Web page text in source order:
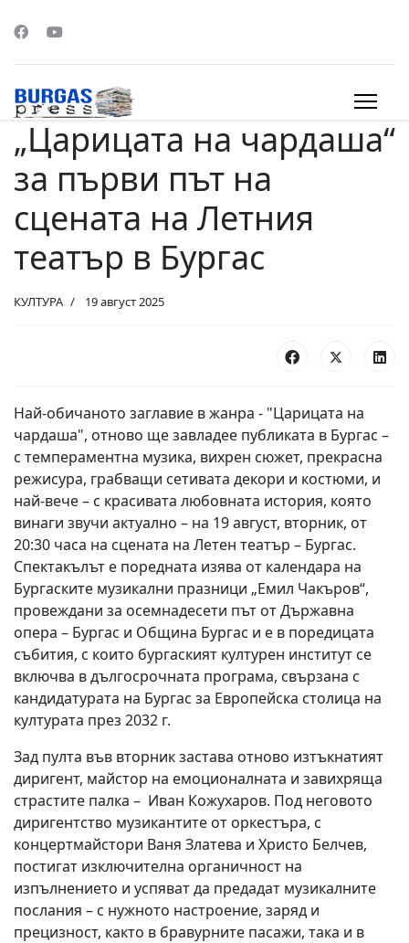
„Царицата на чардаша“
за първи път на
сцената на Летния
театър в Бургас
КУЛТУРА 19 август 2025
Най-обичаното заглавие в жанра - "Царицата на
чардаша", отново ще завладее публиката в Бургас –
с темпераментна музика, вихрен сюжет, прекрасна
режисура, грабващи сетивата декори и костюми, и
най-вече – с красивата любовната история, която
винаги звучи актуално – на 19 август, вторник, oт
20:30 часа на сцената на Летен театър – Бургас.
Спектакълът е поредната изява от календара на
Бургаските музикални празници „Емил Чакъров“,
провеждани за осемнадесети път от Държавна
опера – Бургас и Община Бургас и е в поредицата
събития, с които бургаският културен институт се
включва в дългосрочната програма, свързана с
кандидатурата на Бургас за Европейска столица на
културата през 2032 г.
Зад пулта във вторник застава отново изтъкнатият
диригент, майстор на емоционалната и завихряща
страстите палка – Иван Кожухаров. Под неговото
диригентство музикантите от оркестъра, с
концертмайстори Ваня Златева и Христо Белчев,
постигат изключителна органичност на
изпълнението и успяват да предадат музикалните
послания – с нужното настроение, заряд и
прецизност, както в бравурните пасажи, така и в